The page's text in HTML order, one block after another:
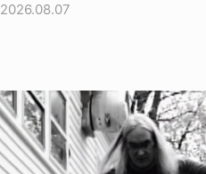
2026.08.07